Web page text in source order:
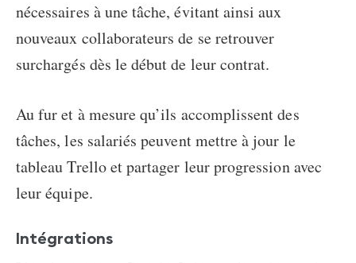
nécessaires à une tâche, évitant ainsi aux
nouveaux collaborateurs de se retrouver
surchargés dès le début de leur contrat.
Au fur et à mesure qu’ils accomplissent des
tâches, les salariés peuvent mettre à jour le
tableau Trello et partager leur progression avec
leur équipe.
Intégrations